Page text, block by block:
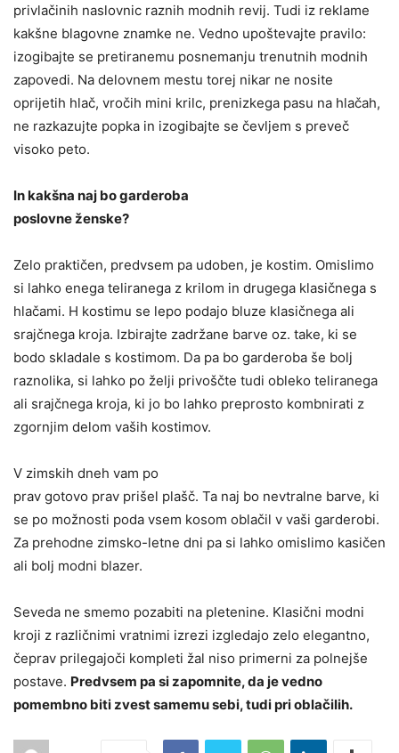
privlačinih naslovnic raznih modnih revij. Tudi iz reklame
kakšne blagovne znamke ne. Vedno upoštevajte pravilo:
izogibajte se pretiranemu posnemanju trenutnih modnih
zapovedi. Na delovnem mestu torej nikar ne nosite
oprijetih hlač, vročih mini krilc, prenizkega pasu na hlačah,
ne razkazujte popka in izogibajte se čevljem s preveč
visoko peto.
In kakšna naj bo garderoba
poslovne ženske?
Zelo praktičen, predvsem pa udoben, je kostim. Omislimo
si lahko enega teliranega z krilom in drugega klasičnega s
hlačami. H kostimu se lepo podajo bluze klasičnega ali
srajčnega kroja. Izbirajte zadržane barve oz. take, ki se
bodo skladale s kostimom. Da pa bo garderoba še bolj
raznolika, si lahko po želji privoščte tudi obleko teliranega
ali srajčnega kroja, ki jo bo lahko preprosto kombnirati z
zgornjim delom vaših kostimov.
V zimskih dneh vam po
prav gotovo prav prišel plašč. Ta naj bo nevtralne barve, ki
se po možnosti poda vsem kosom oblačil v vaši garderobi.
Za prehodne zimsko-letne dni pa si lahko omislimo kasičen
ali bolj modni blazer.
Seveda ne smemo pozabiti na pletenine. Klasični modni
kroji z različnimi vratnimi izrezi izgledajo zelo elegantno,
čeprav prilegajoči kompleti žal niso primerni za polnejše
postave. Predvsem pa si zapomnite, da je vedno
pomembno biti zvest samemu sebi, tudi pri oblačilih.